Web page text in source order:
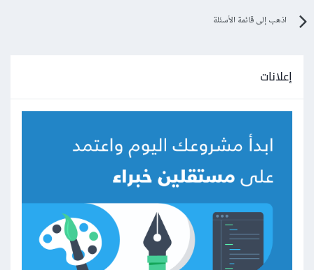
اذهب إلى قائمة الأسئلة
إعلانات